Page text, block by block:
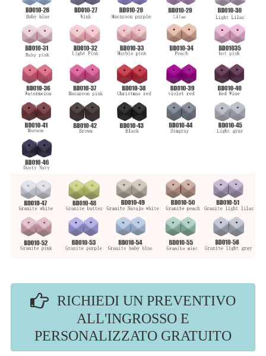
RICHIEDI UN PREVENTIVO
ALL'INGROSSO E
PERSONALIZZATO GRATUITO